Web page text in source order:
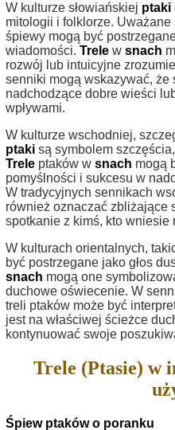
W kulturze słowiańskiej ptaki
mitologii i folklorze. Uważane
śpiewy mogą być
wiadomości. Trele w snach
rozwój lub intuicyjne
senniki mogą wskazywać, że
nadchodzące dobre wieści
wpływami.
W kulturze wschodniej,
ptaki są symbolem
Trele ptaków w snach mogą
pomyślności i sukcesu w
W tradycyjnych sennikach
również oznaczać zbliżające
spotkanie z kimś, kto wniesie
W kulturach orientalnych,
być postrzegane jako głos
snach mogą one
duchowe oświecenie. W
treli ptaków może być
jest na właściwej ścieżce
kontynuować swoje
Trele (Ptasie) w
Śpiew ptaków o poranku